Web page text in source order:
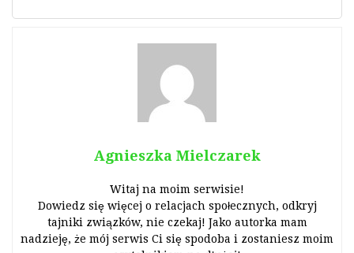
Agnieszka Mielczarek
Witaj na moim serwisie!
Dowiedz się więcej o relacjach społecznych, odkryj
tajniki związków, nie czekaj! Jako autorka mam
nadzieję, że mój serwis Ci się spodoba i zostaniesz moim